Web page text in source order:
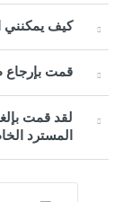
كيف يمكنني
قمت
لقد قمت
المسترد